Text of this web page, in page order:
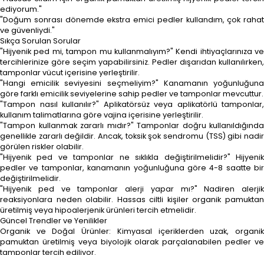
ediyorum."
"Doğum sonrası dönemde ekstra emici pedler kullandım, çok rahat
ve güvenliydi."
Sıkça Sorulan Sorular
"Hijyenik ped mi, tampon mu kullanmalıyım?" Kendi ihtiyaçlarınıza ve
tercihlerinize göre seçim yapabilirsiniz. Pedler dışarıdan kullanılırken,
tamponlar vücut içerisine yerleştirilir.
"Hangi emicilik seviyesini seçmeliyim?" Kanamanın yoğunluğuna
göre farklı emicilik seviyelerine sahip pedler ve tamponlar mevcuttur.
"Tampon nasıl kullanılır?" Aplikatörsüz veya aplikatörlü tamponlar,
kullanım talimatlarına göre vajina içerisine yerleştirilir.
"Tampon kullanmak zararlı mıdır?" Tamponlar doğru kullanıldığında
genellikle zararlı değildir. Ancak, toksik şok sendromu (TSS) gibi nadir
görülen riskler olabilir.
"Hijyenik ped ve tamponlar ne sıklıkla değiştirilmelidir?" Hijyenik
pedler ve tamponlar, kanamanın yoğunluğuna göre 4-8 saatte bir
değiştirilmelidir.
"Hijyenik ped ve tamponlar alerji yapar mı?" Nadiren alerjik
reaksiyonlara neden olabilir. Hassas ciltli kişiler organik pamuktan
üretilmiş veya hipoalerjenik ürünleri tercih etmelidir.
Güncel Trendler ve Yenilikler
Organik ve Doğal Ürünler: Kimyasal içeriklerden uzak, organik
pamuktan üretilmiş veya biyolojik olarak parçalanabilen pedler ve
tamponlar tercih ediliyor.